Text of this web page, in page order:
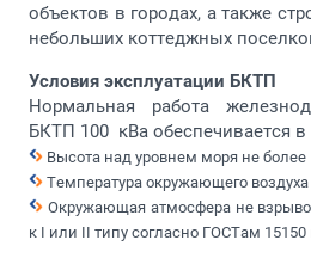
объектов в городах, а также
небольших коттеджных
Условия эксплуатации БКТП
Нормальная работа
БКТП 100 кВа обеспечивается
Высота над уровнем моря не более
Температура окружающего воздуха
Окружающая атмосфера не
к I или II типу согласно ГОСТам 15150